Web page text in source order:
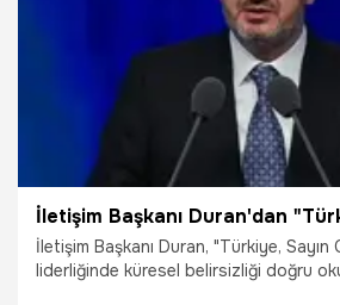
İletişim Başkanı Duran, "Türkiye, Sayın
liderliğinde küresel belirsizliği doğru